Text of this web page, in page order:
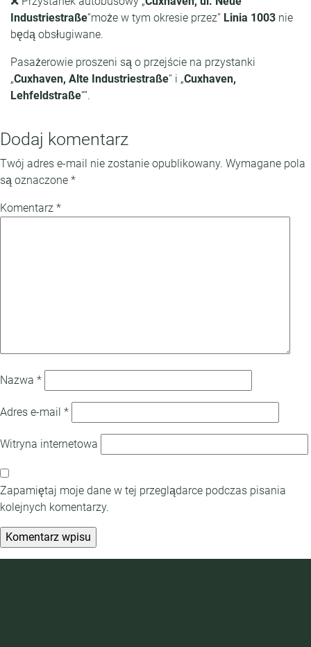
Industriestraße“może w tym okresie przez” Linia 1003 nie
będą obsługiwane.
Pasażerowie proszeni są o przejście na przystanki
„Cuxhaven, Alte Industriestraße“ i „Cuxhaven,
Lehfeldstraße“”.
Dodaj komentarz
Twój adres e-mail nie zostanie opublikowany. Wymagane pola
są oznaczone *
Komentarz *
Nazwa *
Adres e-mail *
Witryna internetowa
Zapamiętaj moje dane w tej przeglądarce podczas pisania
kolejnych komentarzy.